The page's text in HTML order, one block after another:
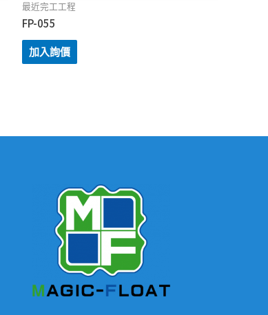
最近完工工程
FP-055
加入詢價